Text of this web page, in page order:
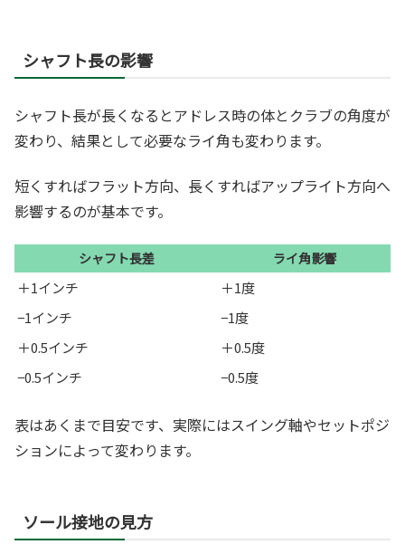
シャフト長の影響
シャフト長が長くなるとアドレス時の体とクラブの角度が
変わり、結果として必要なライ角も変わります。
短くすればフラット方向、長くすればアップライト方向へ
影響するのが基本です。
シャフト長差 ライ角影響
＋1インチ
＋1度
−1インチ
−1度
＋0.5インチ
＋0.5度
−0.5インチ
−0.5度
表はあくまで目安です、実際にはスイング軸やセットポジ
ションによって変わります。
ソール接地の見方